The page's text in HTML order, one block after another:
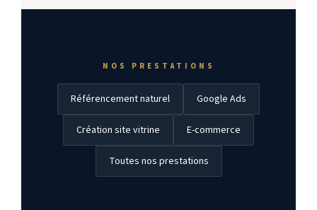
NOS PRESTATIONS
Référencement naturel Google Ads
Création site vitrine E-commerce
Toutes nos prestations